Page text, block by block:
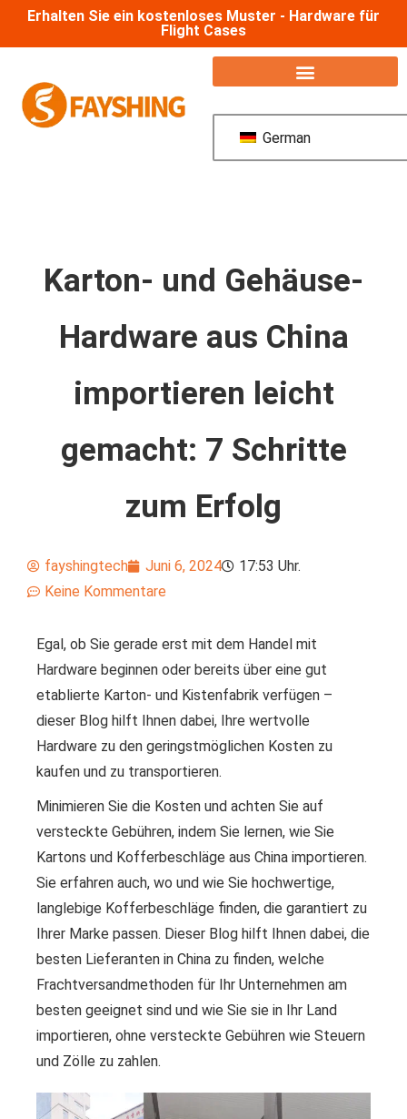
Erhalten Sie ein kostenloses Muster - Hardware für
Flight Cases
German
Karton- und Gehäuse-
Hardware aus China
importieren leicht
gemacht: 7 Schritte
zum Erfolg
fayshingtech Juni 6, 2024
17:53 Uhr.
Keine Kommentare
Egal, ob Sie gerade erst mit dem Handel mit
Hardware beginnen oder bereits über eine gut
etablierte Karton- und Kistenfabrik verfügen –
dieser Blog hilft Ihnen dabei, Ihre wertvolle
Hardware zu den geringstmöglichen Kosten zu
kaufen und zu transportieren.
Minimieren Sie die Kosten und achten Sie auf
versteckte Gebühren, indem Sie lernen, wie Sie
Kartons und Kofferbeschläge aus China importieren.
Sie erfahren auch, wo und wie Sie hochwertige,
langlebige Kofferbeschläge finden, die garantiert zu
Ihrer Marke passen. Dieser Blog hilft Ihnen dabei, die
besten Lieferanten in China zu finden, welche
Frachtversandmethoden für Ihr Unternehmen am
besten geeignet sind und wie Sie sie in Ihr Land
importieren, ohne versteckte Gebühren wie Steuern
und Zölle zu zahlen.